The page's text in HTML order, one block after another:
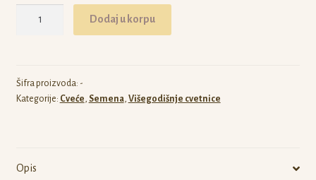
Dodaj u korpu
Šifra proizvoda: -
Kategorije: Cveće, Semena, Višegodišnje cvetnice
Opis